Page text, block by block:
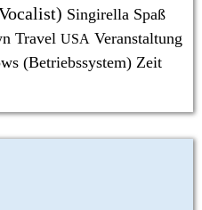
Singirella Spaß
Travel USA Veranstaltung
(Betriebssystem) Zeit